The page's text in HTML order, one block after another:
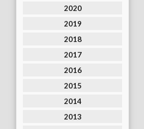
2020
2019
2018
2017
2016
2015
2014
2013